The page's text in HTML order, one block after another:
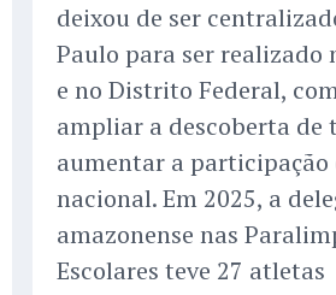
deixou de ser
Paulo para ser realizado
e no Distrito Federal,
ampliar a descoberta de
aumentar a participação
nacional. Em 2025, a
amazonense nas
Escolares teve 27 atletas